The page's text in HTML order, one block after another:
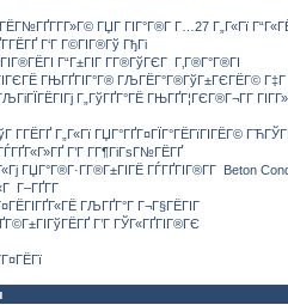
ГЏГ ГІГ°Г®Г­ Г…27 Г„Г«Гї
Г‘Г Г©ГІГ®Гў ГђГі
Г“Г±ГІГ Г­Г®ГўГЄГ Г‚Г®Г°Г®ГІ
ГЊГҐГІГ°Г® ГЉГЁГ°Г®ГўГ±ГЄГЁГ©
Г„ГўГҐГ°ГЁ ГЊГҐГ¦ГЄГ®Г¬Г­Г
Г­ГЁГҐ Г„Г«Гї ГЏГ°ГҐГ¤ГЇГ°ГЁГїГІГЁГ©
Г’Г Г­Г¶ГіГѕГ№ГЁГҐ
ГЏГ°Г®Г·Г­Г®Г±ГІГЁ ГЃГҐГІГ®Г­Г Beton
Г–ГҐГ­Г
ГЉГҐГ°Г Г¬Г§ГЁГІГ
Г’Г ГЎГ«ГҐГІГ®ГЄ